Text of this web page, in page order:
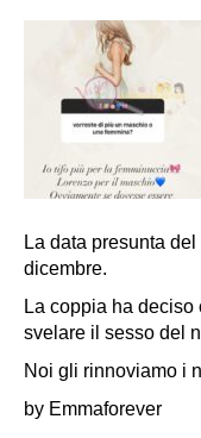
La data presunta
dicembre.
La coppia ha
svelare il sesso del
Noi gli rinnoviamo i
by Emmaforever